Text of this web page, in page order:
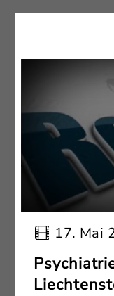
17. Mai